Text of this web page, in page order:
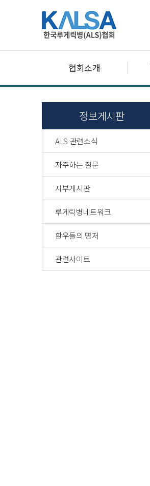
협회소개
정보게시판
ALS 관련소식
자주하는 질문
지부게시판
루게릭병네트워크
환우들의 명저
관련사이트